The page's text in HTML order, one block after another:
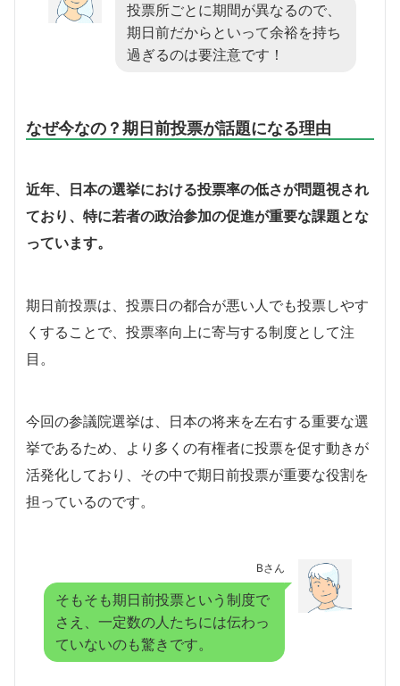
投票所ごとに期間が異なるので、
期日前だからといって余裕を持ち
過ぎるのは要注意です！
なぜ今なの？期日前投票が話題になる理由
近年、日本の選挙における投票率の低さが問題視され
ており、特に若者の政治参加の促進が重要な課題とな
っています。
期日前投票は、投票日の都合が悪い人でも投票しやす
くすることで、投票率向上に寄与する制度として注
目。
今回の参議院選挙は、日本の将来を左右する重要な選
挙であるため、より多くの有権者に投票を促す動きが
活発化しており、その中で期日前投票が重要な役割を
担っているのです。
Bさん
そもそも期日前投票という制度で
さえ、一定数の人たちには伝わっ
ていないのも驚きです。